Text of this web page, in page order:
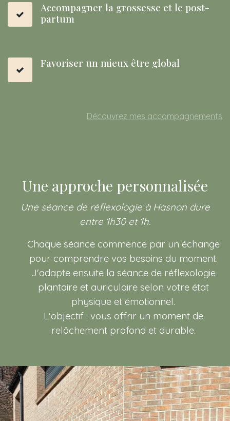
Accompagner la grossesse et le post-
partum
Favoriser un mieux être global
Découvrez mes accompagnements
Une approche personnalisée
Une séance de réflexologie à Hasnon dure
entre 1h30 et 1h.
Chaque séance commence par un échange
pour comprendre vos besoins du moment.
J'adapte ensuite la séance de réflexologie
plantaire et auriculaire selon votre état
physique et émotionnel.
L'objectif : vous offrir un moment de
relâchement profond et durable.